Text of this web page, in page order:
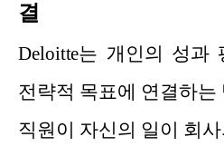
결
Deloitte는 개인의 성과
전략적 목표에 연결하는
직원이 자신의 일이 회